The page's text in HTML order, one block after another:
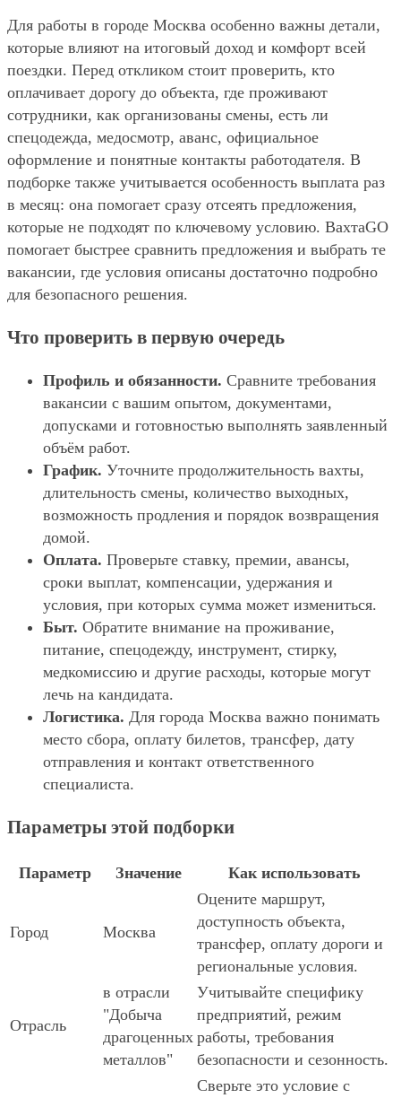
Для работы в городе Москва особенно важны детали,
которые влияют на итоговый доход и комфорт всей
поездки. Перед откликом стоит проверить, кто
оплачивает дорогу до объекта, где проживают
сотрудники, как организованы смены, есть ли
спецодежда, медосмотр, аванс, официальное
оформление и понятные контакты работодателя. В
подборке также учитывается особенность выплата раз
в месяц: она помогает сразу отсеять предложения,
которые не подходят по ключевому условию. ВахтаGO
помогает быстрее сравнить предложения и выбрать те
вакансии, где условия описаны достаточно подробно
для безопасного решения.
Что проверить в первую очередь
Профиль и обязанности. Сравните требования
вакансии с вашим опытом, документами,
допусками и готовностью выполнять заявленный
объём работ.
График. Уточните продолжительность вахты,
длительность смены, количество выходных,
возможность продления и порядок возвращения
домой.
Оплата. Проверьте ставку, премии, авансы,
сроки выплат, компенсации, удержания и
условия, при которых сумма может измениться.
Быт. Обратите внимание на проживание,
питание, спецодежду, инструмент, стирку,
медкомиссию и другие расходы, которые могут
лечь на кандидата.
Логистика. Для города Москва важно понимать
место сбора, оплату билетов, трансфер, дату
отправления и контакт ответственного
специалиста.
Параметры этой подборки
Параметр Значение Как использовать
Город Москва
Оцените маршрут,
доступность объекта,
трансфер, оплату дороги и
региональные условия.
Отрасль
в отрасли
"Добыча
драгоценных
металлов"
Учитывайте специфику
предприятий, режим
работы, требования
безопасности и сезонность.
Сверьте это условие с